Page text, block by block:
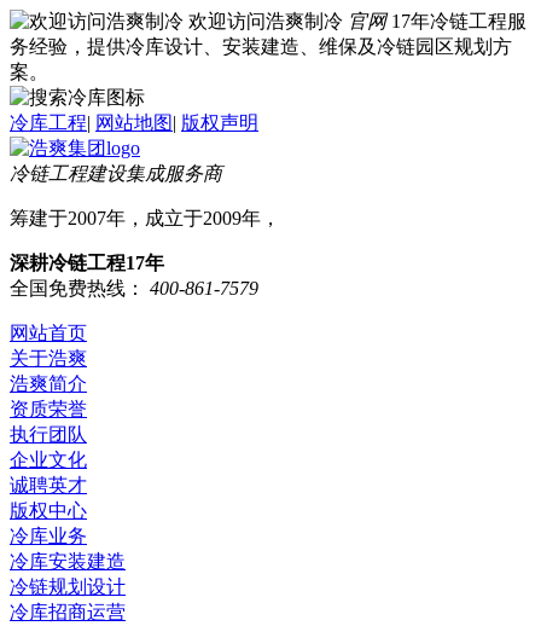
欢迎访问浩爽制冷 官网 17年冷链工程服
务经验，提供冷库设计、安装建造、维保及冷链园区规划方
案。
冷库工程| 网站地图| 版权声明
冷链工程建设集成服务商
筹建于2007年，成立于2009年，
深耕冷链工程17年
全国免费热线：
400-861-7579
网站首页
关于浩爽
浩爽简介
资质荣誉
执行团队
企业文化
诚聘英才
版权中心
冷库业务
冷库安装建造
冷链规划设计
冷库招商运营